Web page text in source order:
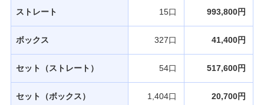
ストレート 15口 993,800円
ボックス 327口 41,400円
セット（ストレート） 54口 517,600円
セット（ボックス） 1,404口 20,700円